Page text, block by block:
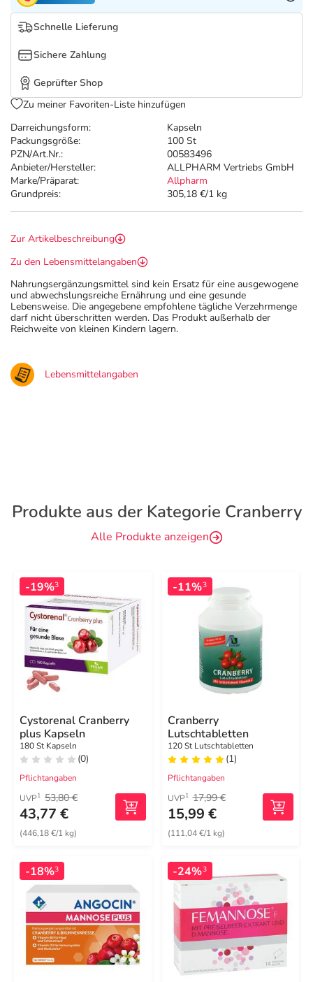
Vitamine & Mineralstoffe
Marken
Darreichungsform:
Kapseln
Packungsgröße:
100 St
PZN/Art.Nr.:
00583496
Anbieter/Hersteller:
ALLPHARM Vertriebs GmbH
Marke/Präparat:
Allpharm
Grundpreis:
305,18 €/1 kg
Schnelle Lieferung
Sichere Zahlung
Geprüfter Shop
Zu meiner Favoriten-Liste hinzufügen
Zur Artikelbeschreibung
Zu den Lebensmittelangaben
Nahrungsergänzungsmittel sind kein Ersatz für eine ausgewogene
und abwechslungsreiche Ernährung und eine gesunde
Lebensweise. Die angegebene empfohlene tägliche Verzehrmenge
darf nicht überschritten werden. Das Produkt außerhalb der
Reichweite von kleinen Kindern lagern.
Lebensmittelangaben
Produkte aus der Kategorie Cranberry
Alle Produkte anzeigen
-19%3
Cystorenal Cranberry
plus Kapseln
180 St Kapseln
(0)
Pflichtangaben
UVP1 53,80 €
43,77 €
(446,18 €/1 kg)
-11%3
Cranberry
Lutschtabletten
120 St Lutschtabletten
(1)
Pflichtangaben
UVP1 17,99 €
15,99 €
(111,04 €/1 kg)
-18%3 -24%3